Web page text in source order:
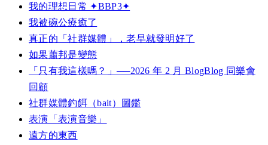
我的理想日常 ✦BBP3✦
我被碗公療癒了
真正的「社群媒體」，老早就發明好了
如果蕭邦是變態
「只有我這樣嗎？」──2026 年 2 月 BlogBlog 同樂會
回顧
社群媒體釣餌（bait）圖鑑
表演「表演音樂」
遠方的東西